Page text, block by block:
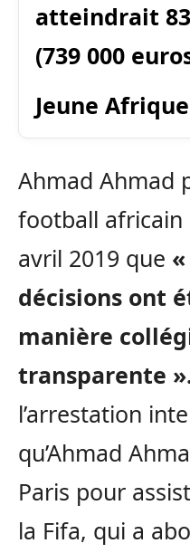
atteindrait
(739 000
Jeune Afrique
Ahmad Ahmad
football africain
avril 2019 que
décisions ont
manière
transparente
l’arrestation
qu’Ahmad
Paris pour
la Fifa, qui a